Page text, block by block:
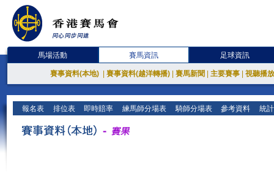
馬場活動 賽馬資訊 足球資訊
賽事資料(本地) 賽事資料(越洋轉播) 賽馬新聞 主要賽事 視聽播
報名表 排位表 即時賠率 練馬師分場表 騎師分場表 參考資料 統